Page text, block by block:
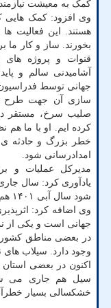
کمک به معیشت
وی افزود: کمک هایی
هستند. این فعالیت
بخورند. ساز و کار ما
قنوات و پروژه
آشامیدنی سالم و
جهانی توسط
سازی آن جهت طرح
صلیب سرخ، مستقر در
کرده ایم. او با ما
خطر بزرگ و حادثه ی
امدادرسانی شود.
مدیرکل عملیات و
یادآوری کرد: سال
شود سال آبی ۱۴۰۱ هم سال خشک و کم آبی باشد.
وی اضافه کرد:
جهانی است و یکی از
وجود دارد. سیلاب های نوروز ۹۸ از تاثیرات تغییر
اکنون در بعضی
سیل هم جاری می
خشکسالی بسیار